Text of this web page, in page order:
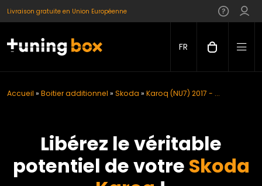
Livraison gratuite en Union Européenne
FR
Accueil » Boitier additionnel » Skoda » Karoq (NU7) 2017 - ...
Libérez le véritable
potentiel de votre Skoda